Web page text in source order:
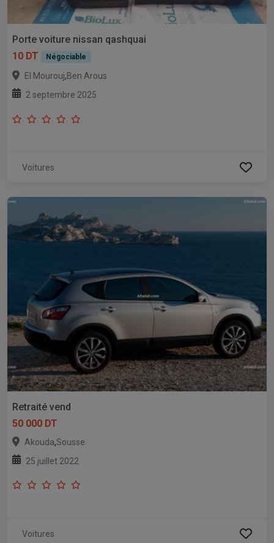
Porte voiture nissan qashquai
10 DT
Négociable
El Mourouj,Ben Arous
2 septembre 2025
Voitures
Retraité vend
50 000 DT
Akouda,Sousse
25 juillet 2022
Voitures